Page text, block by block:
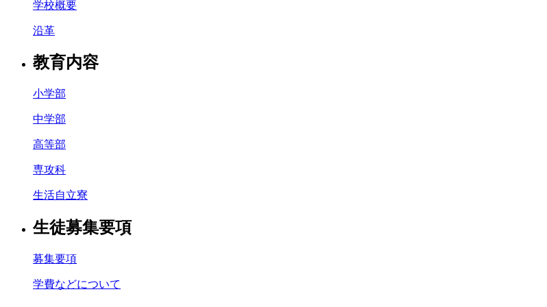
学校概要
沿革
教育内容
小学部
中学部
高等部
専攻科
生活自立寮
生徒募集要項
募集要項
学費などについて